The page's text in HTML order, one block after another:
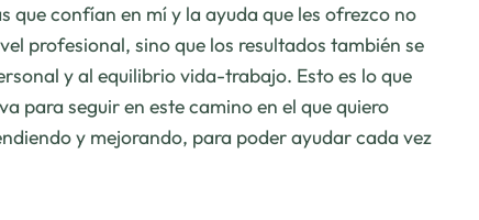
que confían en mí y la ayuda que les ofrezco no
profesional, sino que los resultados también se
y al equilibrio vida-trabajo. Esto es lo que
para seguir en este camino en el que quiero
y mejorando, para poder ayudar cada vez